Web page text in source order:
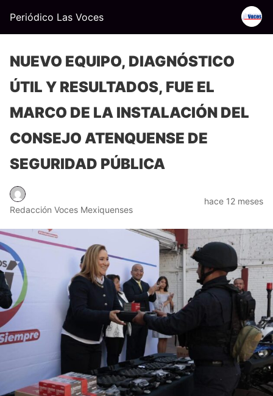
Periódico Las Voces
NUEVO EQUIPO, DIAGNÓSTICO
ÚTIL Y RESULTADOS, FUE EL
MARCO DE LA INSTALACIÓN DEL
CONSEJO ATENQUENSE DE
SEGURIDAD PÚBLICA
Redacción Voces Mexiquenses
hace 12 meses